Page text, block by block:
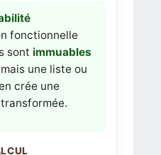
fonctionnelle
sont immuables
une liste ou
crée une